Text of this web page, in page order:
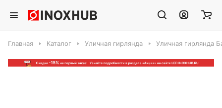
Главная Каталог Уличная гирлянда Уличная гирлянда